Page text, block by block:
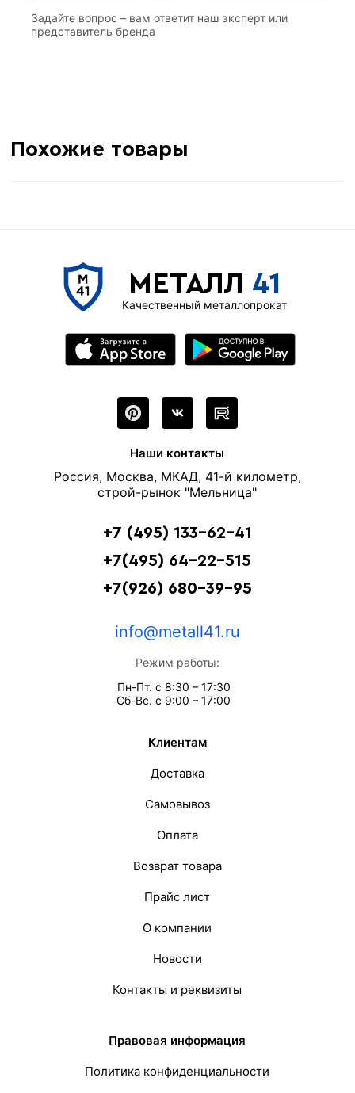
Задайте вопрос – вам ответит наш эксперт или
представитель бренда
Похожие товары
МЕТАЛЛ 41
Качественный металлопрокат
Наши контакты
Россия, Москва, МКАД, 41-й километр,
строй-рынок "Мельница"
+7 (495) 133-62-41
+7(495) 64-22-515
+7(926) 680-39-95
info@metall41.ru
Режим работы:
Пн-Пт. с 8:30 – 17:30
Сб-Вс. с 9:00 – 17:00
Клиентам
Доставка
Самовывоз
Оплата
Возврат товара
Прайс лист
О компании
Новости
Контакты и реквизиты
Правовая информация
Политика конфиденциальности